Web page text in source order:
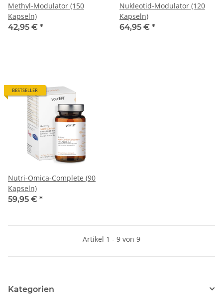
Methyl-Modulator (150
Kapseln)
42,95 € *
Nukleotid-Modulator (120
Kapseln)
64,95 € *
BESTSELLER
Nutri-Omica-Complete (90
Kapseln)
59,95 € *
Artikel 1 - 9 von 9
Kategorien